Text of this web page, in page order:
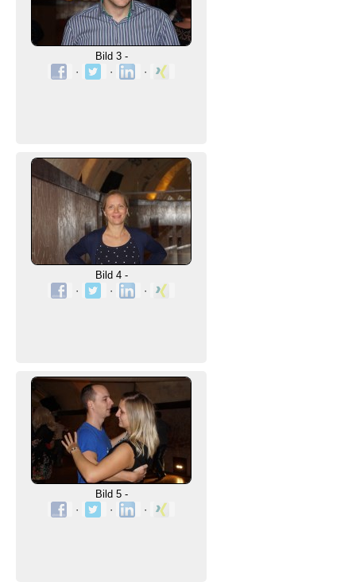
Bild 3 -
·
· ·
Bild 4 -
·
· ·
Bild 5 -
·
· ·